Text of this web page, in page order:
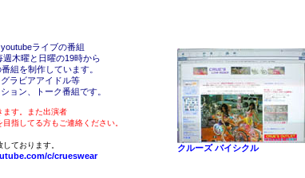
ライブの番組
週木曜と日曜の19時から
組を制作しています。
ラビアアイドル等
ョン、トーク番組です。
ます。また出演者
目指してる方もご連絡ください。
ております。
c/crueswear
クルーズ バイシクル